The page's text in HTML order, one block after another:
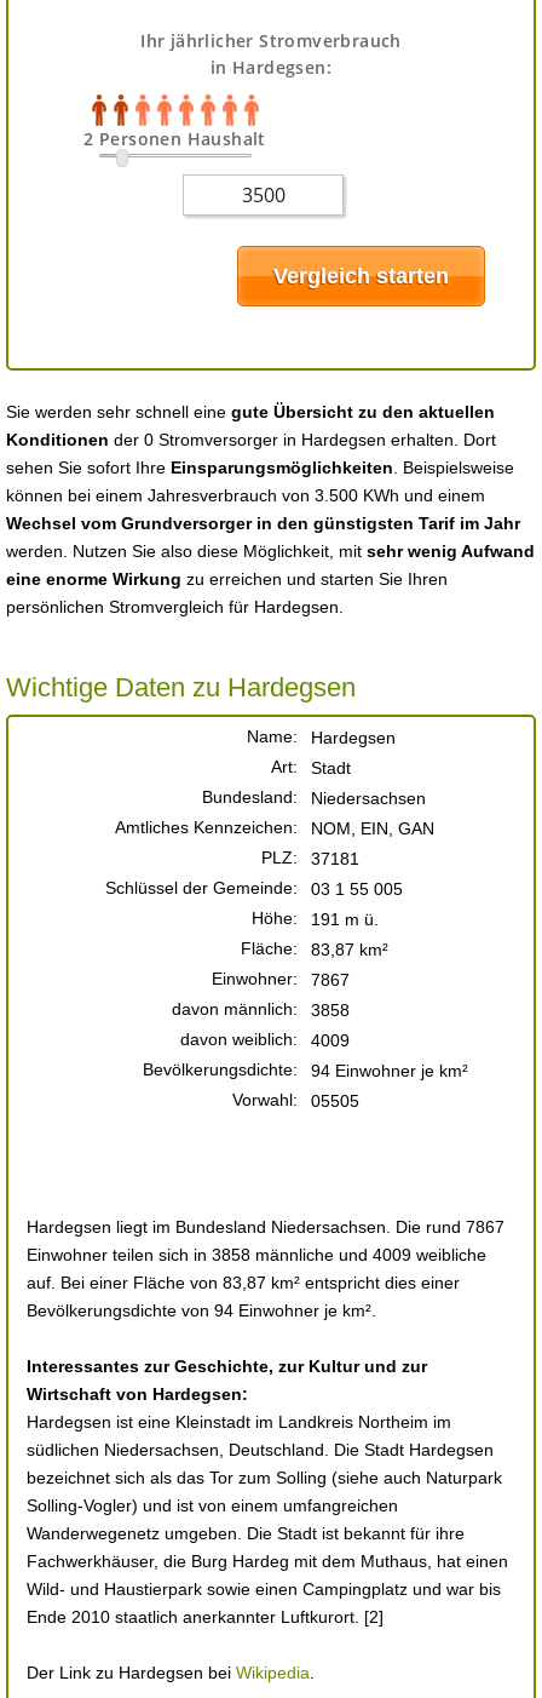
Ihr jährlicher Stromverbrauch
in Hardegsen:
2 Personen Haushalt
Sie werden sehr schnell eine gute Übersicht zu den aktuellen
Konditionen der 0 Stromversorger in Hardegsen erhalten. Dort
sehen Sie sofort Ihre Einsparungsmöglichkeiten . Beispielsweise
können bei einem Jahresverbrauch von 3.500 KWh und einem
Wechsel vom Grundversorger in den günstigsten Tarif im Jahr
werden. Nutzen Sie also diese Möglichkeit, mit sehr wenig Aufwand
eine enorme Wirkung zu erreichen und starten Sie Ihren
persönlichen Stromvergleich für Hardegsen.
Wichtige Daten zu Hardegsen
Name:
Hardegsen
Art:
Stadt
Bundesland:
Niedersachsen
Amtliches Kennzeichen:
NOM, EIN, GAN
PLZ:
37181
Schlüssel der Gemeinde:
03 1 55 005
Höhe:
191 m ü.
Fläche:
83,87 km²
Einwohner:
7867
davon männlich:
3858
davon weiblich:
4009
Bevölkerungsdichte:
94 Einwohner je km²
Vorwahl:
05505
Hardegsen liegt im Bundesland Niedersachsen. Die rund 7867
Einwohner teilen sich in 3858 männliche und 4009 weibliche
auf. Bei einer Fläche von 83,87 km² entspricht dies einer
Bevölkerungsdichte von 94 Einwohner je km².
Interessantes zur Geschichte, zur Kultur und zur
Wirtschaft von Hardegsen:
Hardegsen ist eine Kleinstadt im Landkreis Northeim im
südlichen Niedersachsen, Deutschland. Die Stadt Hardegsen
bezeichnet sich als das Tor zum Solling (siehe auch Naturpark
Solling-Vogler) und ist von einem umfangreichen
Wanderwegenetz umgeben. Die Stadt ist bekannt für ihre
Fachwerkhäuser, die Burg Hardeg mit dem Muthaus, hat einen
Wild- und Haustierpark sowie einen Campingplatz und war bis
Ende 2010 staatlich anerkannter Luftkurort. [2]
Der Link zu Hardegsen bei Wikipedia